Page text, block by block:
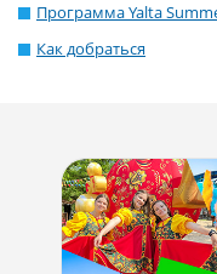
Программа Yalta
Как добраться